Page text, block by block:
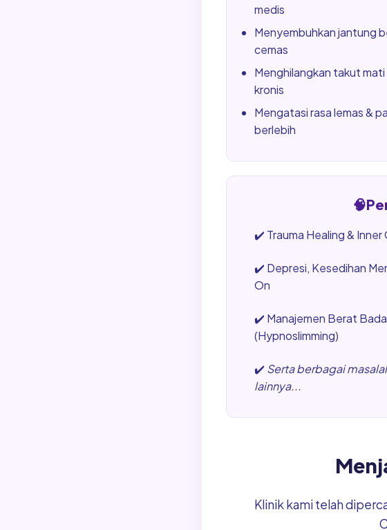
medis
Menyembuhkan jantung
cemas
Menghilangkan takut mati
kronis
Mengatasi rasa lemas &
berlebih
🧠
✔️ Trauma Healing & Inner
✔️ Depresi, Kesedihan
On
✔️ Manajemen Berat
(Hypnoslimming)
✔️ Serta berbagai
lainnya...
Klinik kami telah